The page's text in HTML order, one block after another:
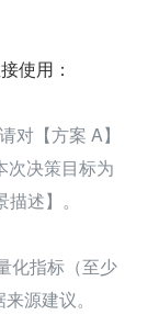
使用：
对【方案 A】
次决策目标为
述】。
化指标（至少
源建议。